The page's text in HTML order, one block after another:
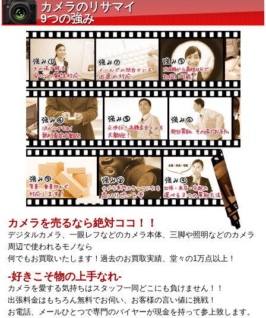
カメラを売るなら絶対ココ！！
デジタルカメラ、一眼レフなどのカメラ本体、三脚や照明などのカメラ
周辺で使われるモノなら
何でもお買取いたします！過去のお買取実績、堂々の1万点以上！
‐好きこそ物の上手なれ‐
カメラを愛する気持ちはスタッフ一同どこにも負けません！！
出張料金はもちろん無料でお伺い、お客様の言い値に挑戦！
お電話、メールひとつで専門のバイヤーが現金を持って参上致します。